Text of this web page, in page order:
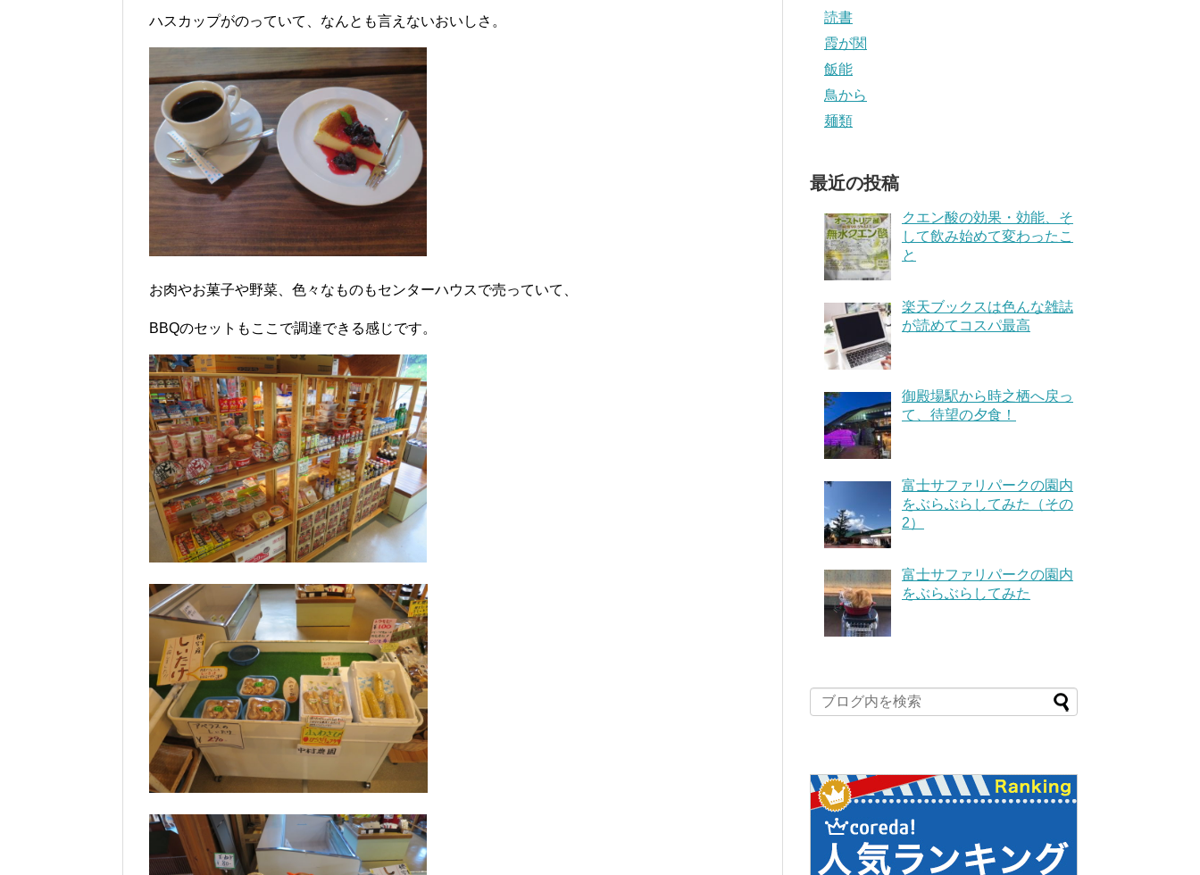
ハスカップがのっていて、なんとも言えないおいしさ。
お肉やお菓子や野菜、色々なものもセンターハウスで売っていて、
BBQのセットもここで調達できる感じです。
読書
霞が関
飯能
鳥から
麺類
最近の投稿
クエン酸の効果・効能、そ
して飲み始めて変わったこ
と
楽天ブックスは色んな雑誌
が読めてコスパ最高
御殿場駅から時之栖へ戻っ
て、待望の夕食！
富士サファリパークの園内
をぶらぶらしてみた（その
2）
富士サファリパークの園内
をぶらぶらしてみた